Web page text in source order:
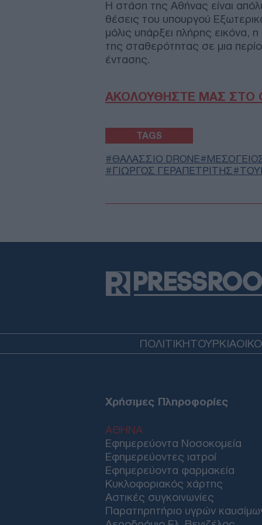
Η στάση της Αθήνας είναι
θέσεις του υπουργού
μόλις υπάρξει πλήρης εικόνα,
της σταθερότητας σε μια
έντασης.
ΑΚΟΛΟΥΘΗΣΤΕ ΜΑΣ ΣΤΟ
TAGS
ΘΑΛΑΣΣΙΟ DRONE
ΓΙΩΡΓΟΣ ΓΕΡΑΠΕΤΡΙΤΗΣ
ΠΟΛΙΤΙΚΗΤΟΥΡΚΙΑ
Χρήσιμες Πληροφορίες
ΑΘΗΝΑ
Εφημερεύοντα Νοσοκομεία
Εφημερεύοντες ιατροί
Εφημερεύοντα φαρμακεία
Κυκλοφοριακός χάρτης
Αστικές συγκοινωνίες
Παρατηρητήριο υγρών